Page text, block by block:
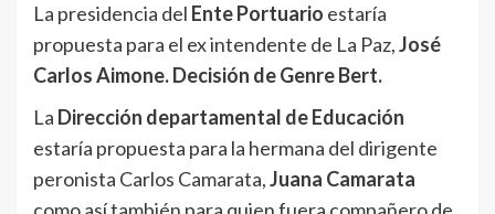
La presidencia del Ente Portuario estaría
propuesta para el ex intendente de La Paz,José
Carlos Aimone.Decisión de Genre Bert.
La Dirección departamental de Educación
estaría propuesta para la hermana del dirigente
peronista Carlos Camarata,Juana Camarata